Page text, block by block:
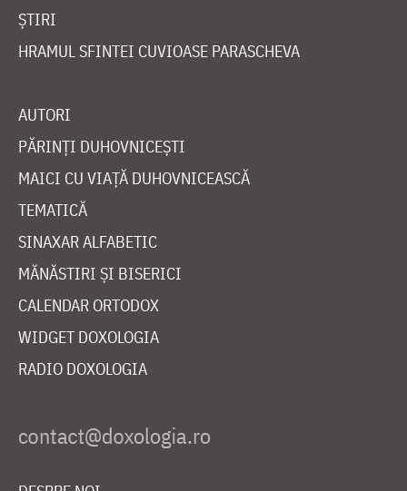
ȘTIRI
HRAMUL SFINTEI CUVIOASE PARASCHEVA
AUTORI
PĂRINȚI DUHOVNICEȘTI
MAICI CU VIAȚĂ DUHOVNICEASCĂ
TEMATICĂ
SINAXAR ALFABETIC
MĂNĂSTIRI ȘI BISERICI
CALENDAR ORTODOX
WIDGET DOXOLOGIA
RADIO DOXOLOGIA